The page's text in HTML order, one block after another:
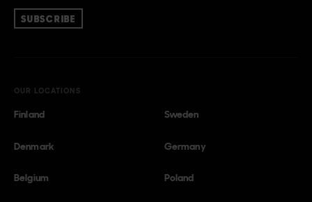
SUBSCRIBE
OUR LOCATIONS
Finland Sweden
Denmark Germany
Belgium Poland